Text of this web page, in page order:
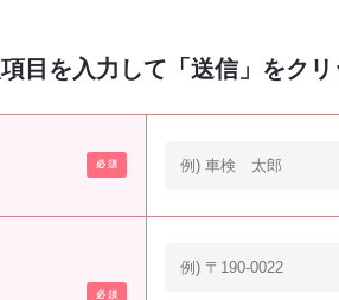
目を入力して「送信」をクリ